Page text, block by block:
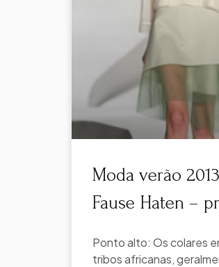
Moda verão
Fause Haten –
Ponto alto: Os colares
tribos africanas,